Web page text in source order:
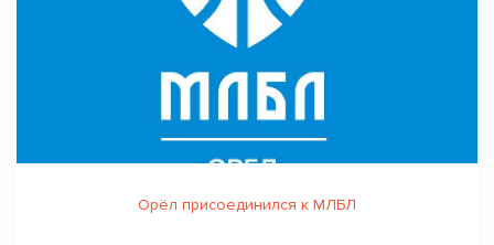
Орёл присоединился к МЛБЛ